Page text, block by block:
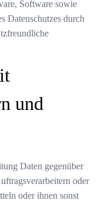
Software sowie
Datenschutzes durch
und
Daten gegenüber
oder
oder ihnen sonst